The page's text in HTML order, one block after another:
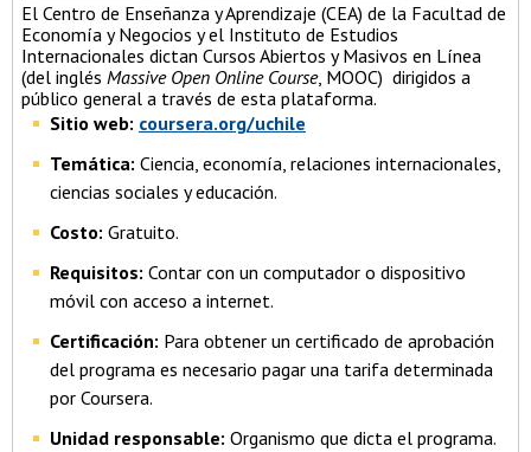
El Centro de Enseñanza y Aprendizaje (CEA) de la Facultad de
Economía y Negocios y el Instituto de Estudios
Internacionales dictan Cursos Abiertos y Masivos en Línea
(del inglés Massive Open Online Course, MOOC) dirigidos a
público general a través de esta plataforma.
Sitio web: coursera.org/uchile
Temática: Ciencia, economía, relaciones internacionales,
ciencias sociales y educación.
Costo: Gratuito.
Requisitos: Contar con un computador o dispositivo
móvil con acceso a internet.
Certificación: Para obtener un certificado de aprobación
del programa es necesario pagar una tarifa determinada
por Coursera.
Unidad responsable: Organismo que dicta el programa.